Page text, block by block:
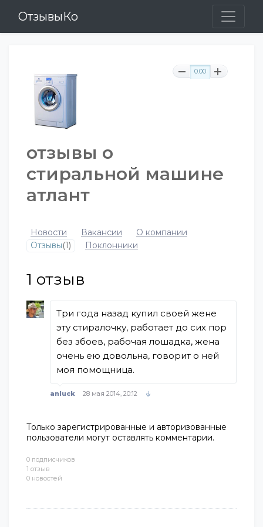
ОтзывыКо
0 подписчиков
1 отзыв
0 новостей
0.00
отзывы о
стиральной машине
атлант
Новости Вакансии
О компании
Отзывы(1) Поклонники
1 отзыв
Три года назад купил своей жене
эту стиралочку, работает до сих пор
без збоев, рабочая лошадка, жена
очень ею довольна, говорит о ней
моя помощница.
anluck 28 мая 2014, 20:12
Только зарегистрированные и авторизованные
пользователи могут оставлять комментарии.